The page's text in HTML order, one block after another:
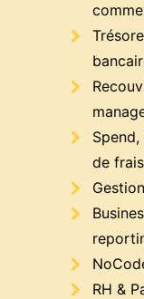
de frais
RH &